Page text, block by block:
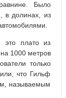
Было
в долинах, из
это плато из
1000 метров
только
что Гильф
называемым